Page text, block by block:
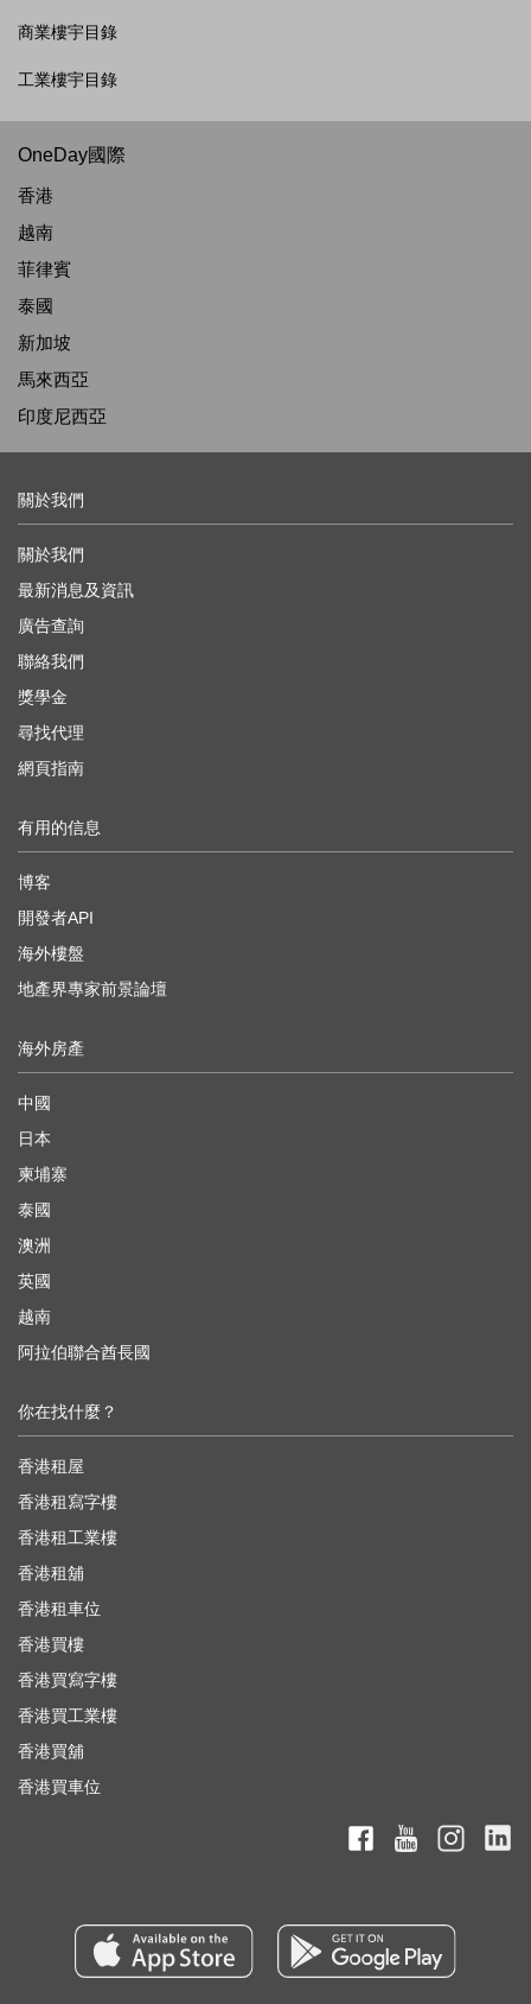
商業樓宇目錄
工業樓宇目錄
OneDay國際
香港
越南
菲律賓
泰國
新加坡
馬來西亞
印度尼西亞
關於我們
關於我們
最新消息及資訊
廣告查詢
聯絡我們
獎學金
尋找代理
網頁指南
有用的信息
博客
開發者API
海外樓盤
地產界專家前景論壇
海外房產
中國
日本
柬埔寨
泰國
澳洲
英國
越南
阿拉伯聯合酋長國
你在找什麼？
香港租屋
香港租寫字樓
香港租工業樓
香港租舖
香港租車位
香港買樓
香港買寫字樓
香港買工業樓
香港買舖
香港買車位